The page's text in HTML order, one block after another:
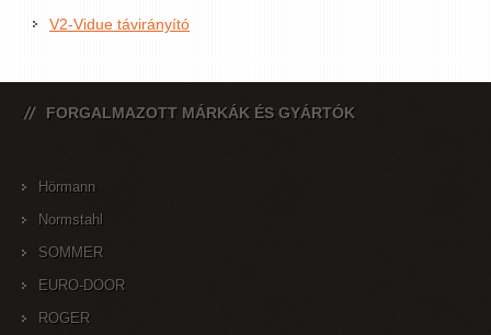
V2-Vidue távirányító
FORGALMAZOTT MÁRKÁK ÉS GYÁRTÓK
Hörmann
Normstahl
SOMMER
EURO-DOOR
ROGER